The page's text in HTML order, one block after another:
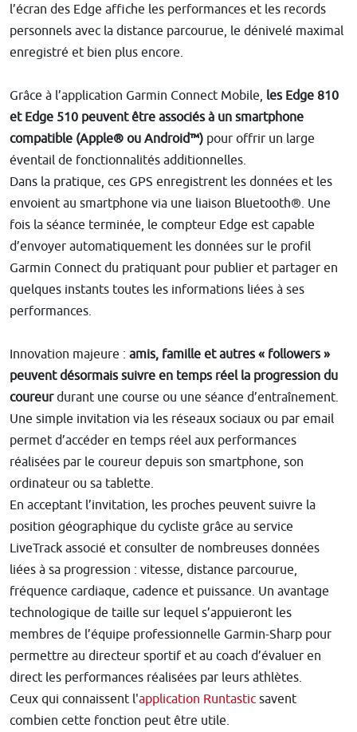
l’écran des Edge affiche les performances et les records
personnels avec la distance parcourue, le dénivelé maximal
enregistré et bien plus encore.
Grâce à l’application Garmin Connect Mobile, les Edge 810
et Edge 510 peuvent être associés à un smartphone
compatible (Apple® ou Android™) pour offrir un large
éventail de fonctionnalités additionnelles.
Dans la pratique, ces GPS enregistrent les données et les
envoient au smartphone via une liaison Bluetooth®. Une
fois la séance terminée, le compteur Edge est capable
d’envoyer automatiquement les données sur le profil
Garmin Connect du pratiquant pour publier et partager en
quelques instants toutes les informations liées à ses
performances.
Innovation majeure : amis, famille et autres « followers »
peuvent désormais suivre en temps réel la progression du
coureurdurant une course ou une séance d’entraînement.
Une simple invitation via les réseaux sociaux ou par email
permet d’accéder en temps réel aux performances
réalisées par le coureur depuis son smartphone, son
ordinateur ou sa tablette.
En acceptant l’invitation, les proches peuvent suivre la
position géographique du cycliste grâce au service
LiveTrack associé et consulter de nombreuses données
liées à sa progression : vitesse, distance parcourue,
fréquence cardiaque, cadence et puissance. Un avantage
technologique de taille sur lequel s’appuieront les
membres de l’équipe professionnelle Garmin-Sharp pour
permettre au directeur sportif et au coach d’évaluer en
direct les performances réalisées par leurs athlètes.
Ceux qui connaissent l'application Runtastic savent
combien cette fonction peut être utile.